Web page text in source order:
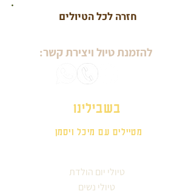
חזרה לכל הטיולים
להזמנת טיול ויצירת קשר:
בשבילינו
מטיילים עם מיכל ויסמן
טיולי יום הולדת
טיולי נשים